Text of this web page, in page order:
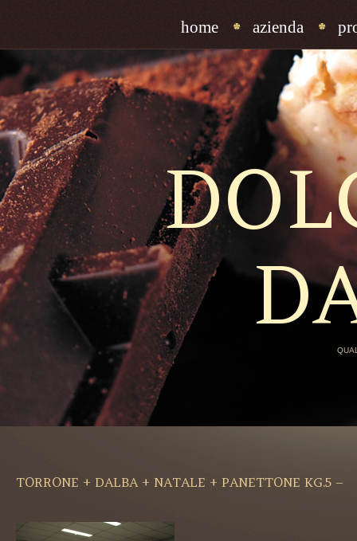
home azienda
TORRONE + DALBA + NATALE + PANETTONE KG.5 –